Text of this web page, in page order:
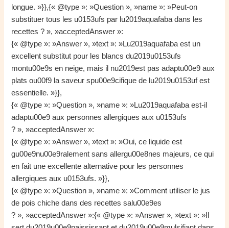
longue. »}},{« @type »: »Question », »name »: »Peut-on
substituer tous les u0153ufs par lu2019aquafaba dans les
recettes ? », »acceptedAnswer »:
{« @type »: »Answer », »text »: »Lu2019aquafaba est un
excellent substitut pour les blancs du2019u0153ufs
montu00e9s en neige, mais il nu2019est pas adaptu00e9 aux
plats ou00f9 la saveur spu00e9cifique de lu2019u0153uf est
essentielle. »}},
{« @type »: »Question », »name »: »Lu2019aquafaba est-il
adaptu00e9 aux personnes allergiques aux u0153ufs
? », »acceptedAnswer »:
{« @type »: »Answer », »text »: »Oui, ce liquide est
gu00e9nu00e9ralement sans allergu00e8nes majeurs, ce qui
en fait une excellente alternative pour les personnes
allergiques aux u0153ufs. »}},
{« @type »: »Question », »name »: »Comment utiliser le jus
de pois chiche dans des recettes salu00e9es
? », »acceptedAnswer »:{« @type »: »Answer », »text »: »Il